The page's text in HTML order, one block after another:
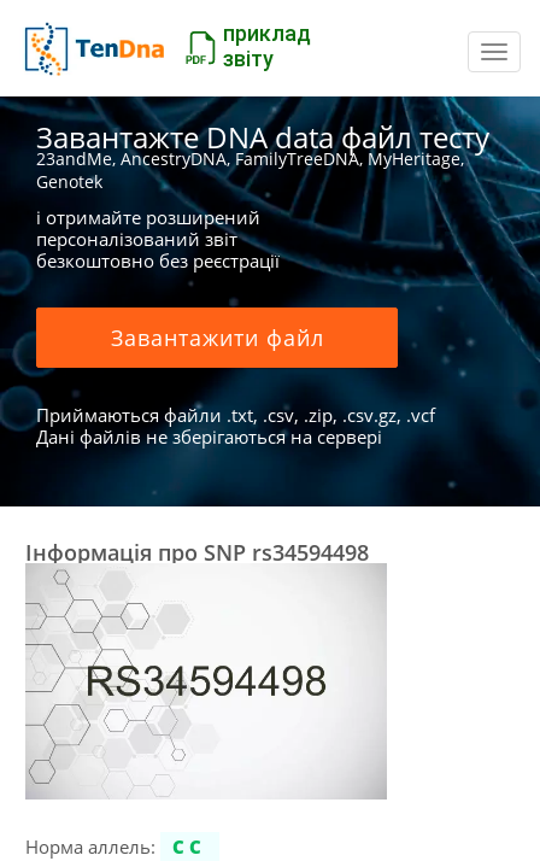
приклад
звіту
Завантажте DNA data файл тесту
23andMe, AncestryDNA, FamilyTreeDNA, MyHeritage,
Genotek
і отримайте розширений
персоналізований звіт
безкоштовно без реєстрації
Завантажити файл
Приймаються файли .txt, .csv, .zip, .csv.gz, .vcf
Дані файлів не зберігаються на сервері
Інформація про SNP rs34594498
Норма аллель:
CC